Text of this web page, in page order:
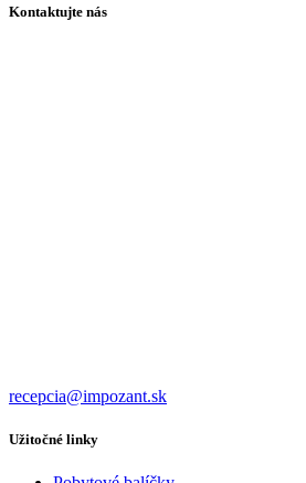
Kontaktujte nás
recepcia@impozant.sk
Užitočné linky